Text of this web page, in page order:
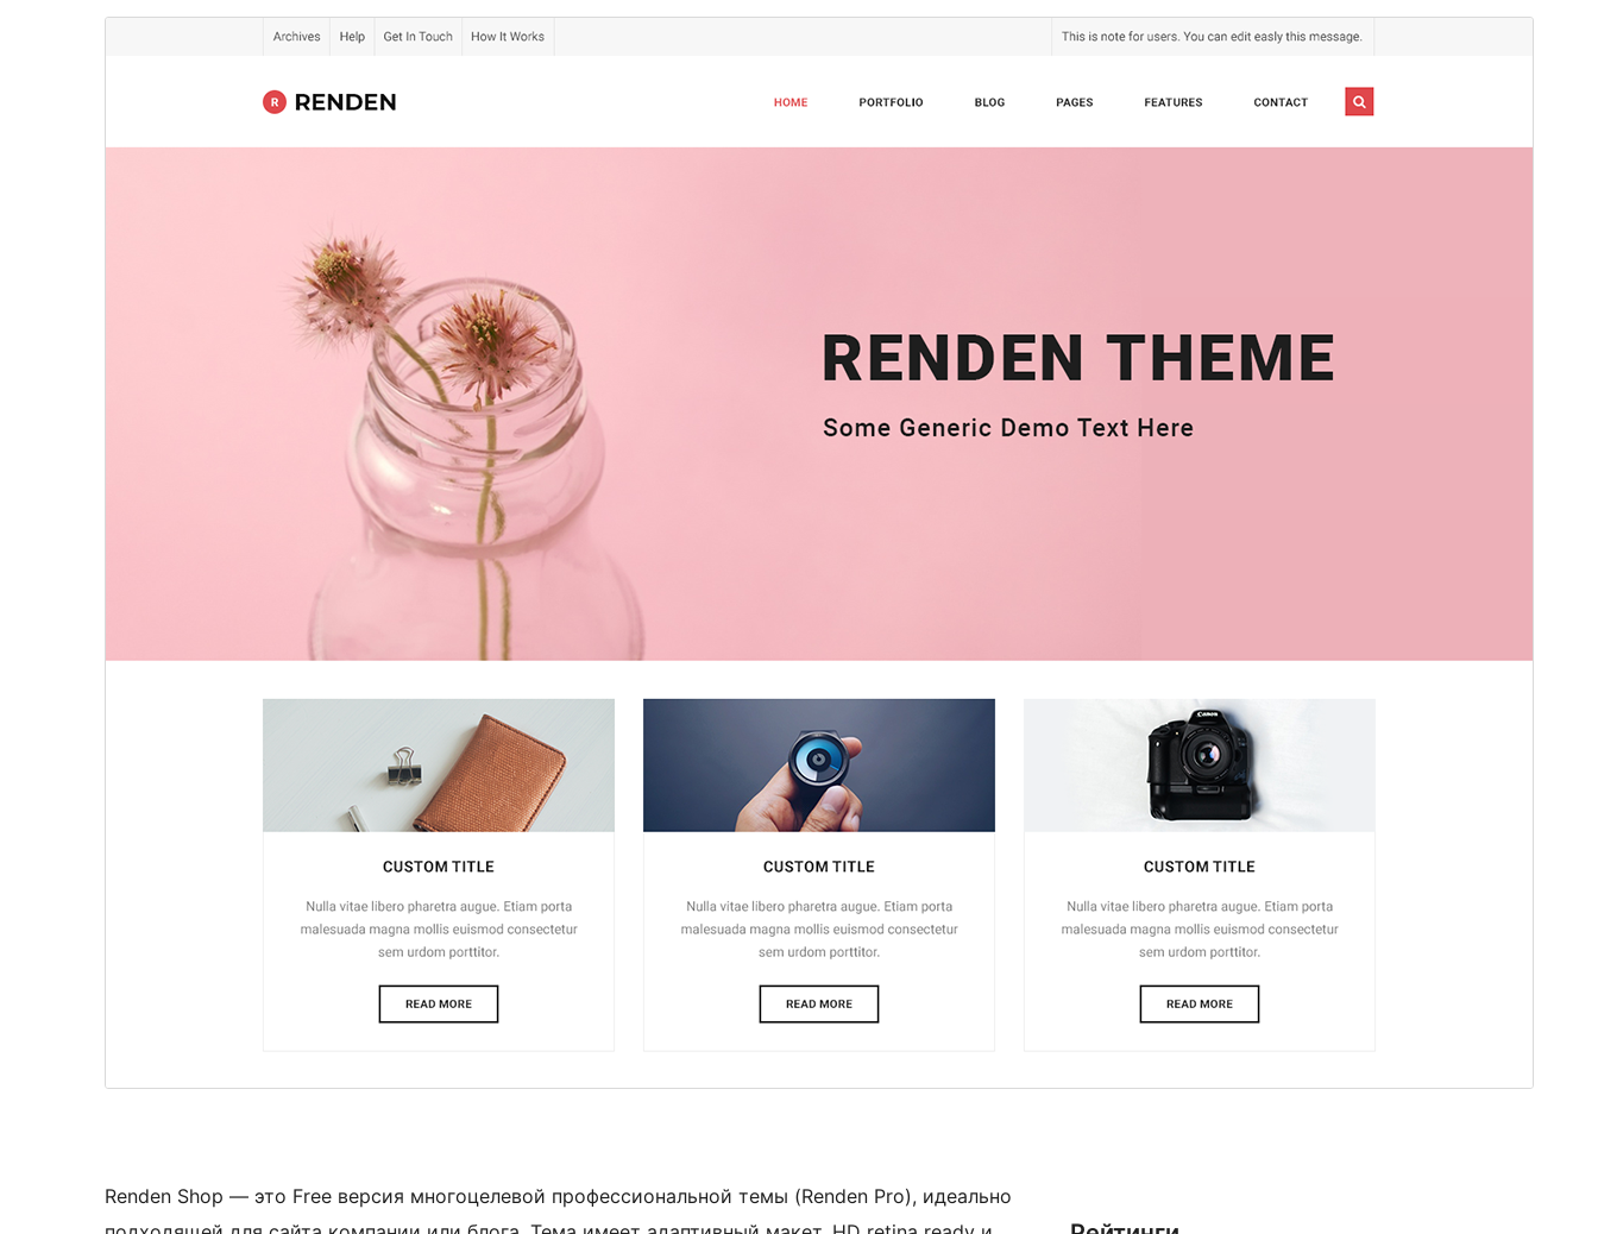
Коммерческая тема
дополнительные платные коммерческие
Последние изменения
Активные установки
Версия PHP
Renden Shop — это Free версия многоцелевой профессиональной темы (Renden Pro), идеально